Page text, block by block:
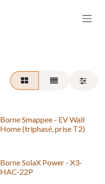
Borne Smappee - EV Wall
Home (triphasé, prise T2)
Borne SolaX Power - X3-
HAC-22P